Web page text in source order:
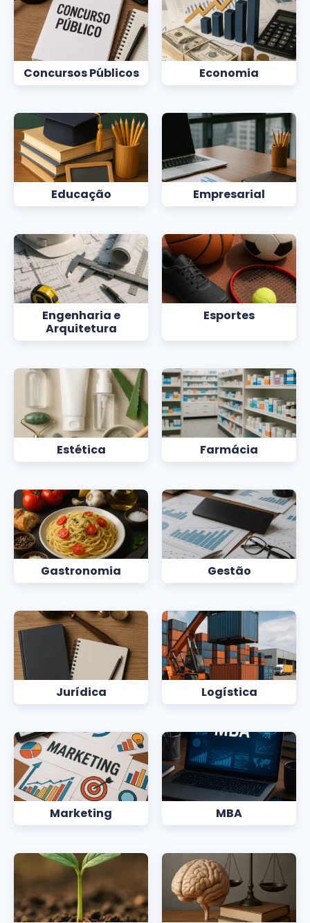
Concursos Públicos Economia
Educação Empresarial
Engenharia e
Arquitetura
Esportes
Estética Farmácia
Gastronomia Gestão
Jurídica Logística
Marketing MBA